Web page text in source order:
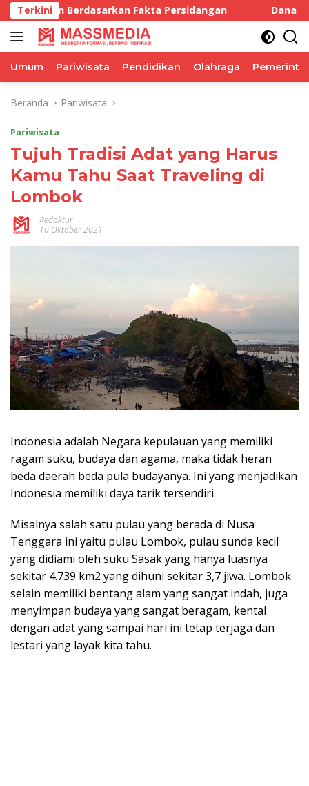
Langsung
ke
konten
TerkiniFakta Persidangan Dana BTT Setengah
Umum Pariwisata Pendidikan Olahraga
Beranda Pariwisata
Pariwisata
Tujuh Tradisi Adat yang Harus
Kamu Tahu Saat Traveling di
Lombok
Redaktur
10 Oktober 2021
Indonesia adalah Negara kepulauan yang memiliki
ragam suku, budaya dan agama, maka tidak heran
beda daerah beda pula budayanya. Ini yang menjadikan
Indonesia memiliki daya tarik tersendiri.
Misalnya salah satu pulau yang berada di Nusa
Tenggara ini yaitu pulau Lombok, pulau sunda kecil
yang didiami oleh suku Sasak yang hanya luasnya
sekitar 4.739 km2 yang dihuni sekitar 3,7 jiwa. Lombok
selain memiliki bentang alam yang sangat indah, juga
menyimpan budaya yang sangat beragam, kental
dengan adat yang sampai hari ini tetap terjaga dan
lestari yang layak kita tahu.